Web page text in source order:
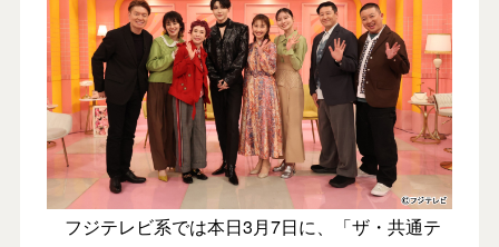
フジテレビ系では本日3月7日に、「ザ・共通テ